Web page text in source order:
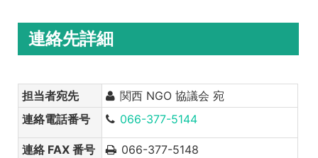
連絡先詳細
担当者宛先
関西 NGO 協議会 宛
連絡電話番号
066-377-5144
連絡 FAX 番号 066-377-5148